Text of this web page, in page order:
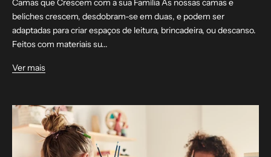
Camas que Crescem com a sua Família As nossas camas e
beliches crescem, desdobram-se em duas, e podem ser
adaptadas para criar espaços de leitura, brincadeira, ou descanso.
Feitos com materiais su...
Ver mais